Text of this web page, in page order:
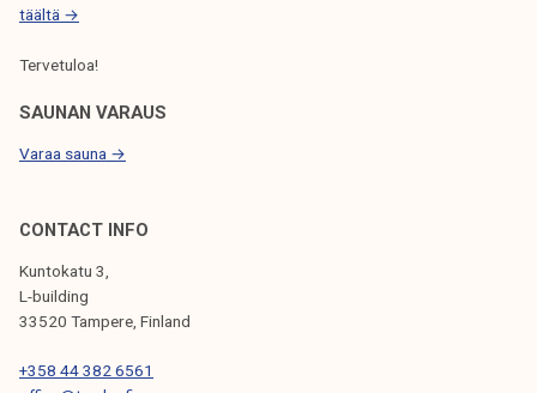
a
a
a
e
k
ö
täältä →
Tervetuloa!
SAUNAN VARAUS
Varaa sauna →
CONTACT INFO
Kuntokatu 3,
L-building
33520 Tampere, Finland
+358 44 382 6561